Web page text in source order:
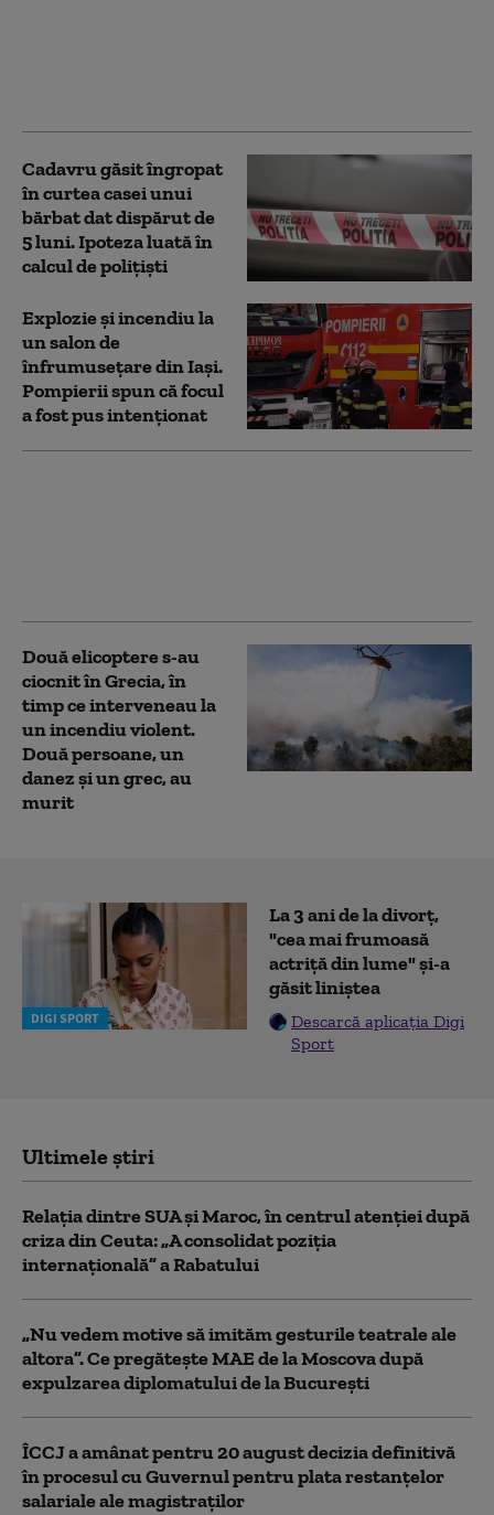
Cadavru găsit îngropat
în curtea casei unui
bărbat dat dispărut de
5 luni. Ipoteza luată în
calcul de polițiști
Explozie și incendiu la
un salon de
înfrumusețare din Iași.
Pompierii spun că focul
a fost pus intenționat
Două elicoptere s-au
ciocnit în Grecia, în
timp ce interveneau la
un incendiu violent.
Două persoane, un
danez și un grec, au
murit
DIGI SPORT
La 3 ani de la divorț,
"cea mai frumoasă
actriță din lume" și-a
găsit liniștea
Descarcă aplicația Digi
Sport
Ultimele știri
Relația dintre SUA și Maroc, în centrul atenției după
criza din Ceuta: „A consolidat poziția
internațională” a Rabatului
„Nu vedem motive să imităm gesturile teatrale ale
altora”. Ce pregătește MAE de la Moscova după
expulzarea diplomatului de la București
ÎCCJ a amânat pentru 20 august decizia definitivă
în procesul cu Guvernul pentru plata restanțelor
salariale ale magistraților